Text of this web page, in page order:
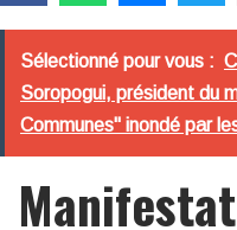
Sélectionné pour vous :
Soropogui, président du
Communes" inondé par